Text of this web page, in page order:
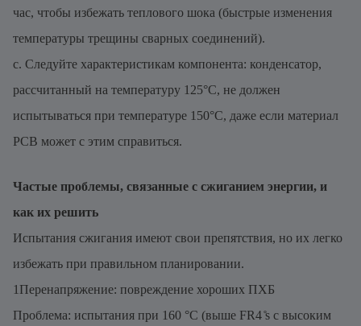
час, чтобы избежать теплового шока (быстрые изменения
температуры трещины сварных соединений).
c. Следуйте характеристикам компонента: конденсатор,
рассчитанный на температуру 125°C, не должен
испытываться при температуре 150°C, даже если материал
PCB может с этим справиться.
Частые проблемы, связанные с сжиганием энергии, и
как их решить
Испытания сжигания имеют свои препятствия, но их легко
избежать при правильном планировании.
1Перенапряжение: повреждение хороших ПХБ
Проблема: испытания при 160 °C (выше FR4 ̊s с высоким